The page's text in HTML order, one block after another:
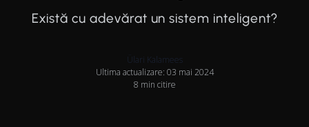
Există cu adevărat un sistem inteligent?
Ülari Kalamees
Ultima actualizare: 03 mai 2024
8 min citire